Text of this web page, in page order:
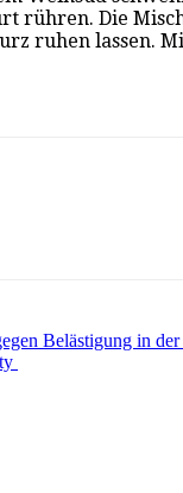
rühren. Die
ruhen lassen.
Belästigung in